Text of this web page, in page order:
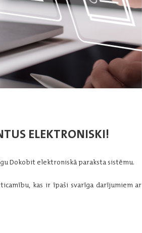
ELEKTRONISKI!
Dokobit elektroniskā paraksta sistēmu.
kas ir īpaši svarīga darījumiem ar